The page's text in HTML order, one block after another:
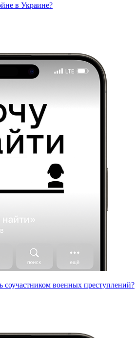
в Украине?
соучастником военных преступлений?